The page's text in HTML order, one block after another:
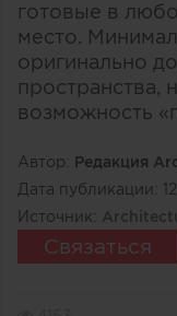
готовые в
место.
оригинально
пространства,
возможность
Автор: Редакция
Дата публикации:
Источник:
Связаться